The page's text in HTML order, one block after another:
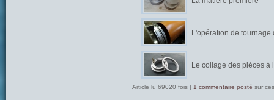
L'opération de tournage
Le collage des pièces à
Article lu 69020 fois | 1 commentaire posté sur